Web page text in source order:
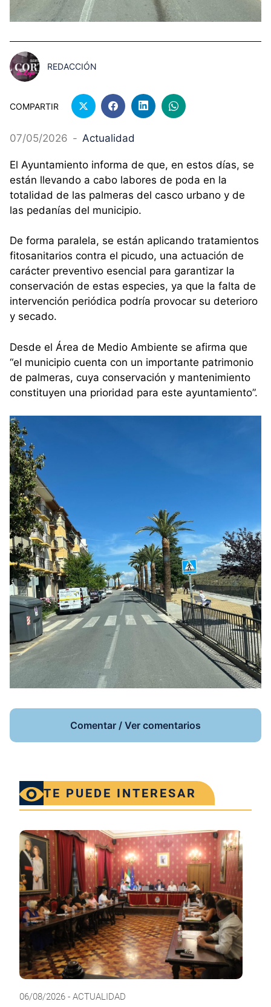
REDACCIÓN
COMPARTIR
07/05/2026 - Actualidad
El Ayuntamiento informa de que, en estos días, se
están llevando a cabo labores de poda en la
totalidad de las palmeras del casco urbano y de
las pedanías del municipio.
De forma paralela, se están aplicando tratamientos
fitosanitarios contra el picudo, una actuación de
carácter preventivo esencial para garantizar la
conservación de estas especies, ya que la falta de
intervención periódica podría provocar su deterioro
y secado.
Desde el Área de Medio Ambiente se afirma que
“el municipio cuenta con un importante patrimonio
de palmeras, cuya conservación y mantenimiento
constituyen una prioridad para este ayuntamiento”.
Comentar / Ver comentarios
TE PUEDE INTERESAR
06/08/2026 - ACTUALIDAD